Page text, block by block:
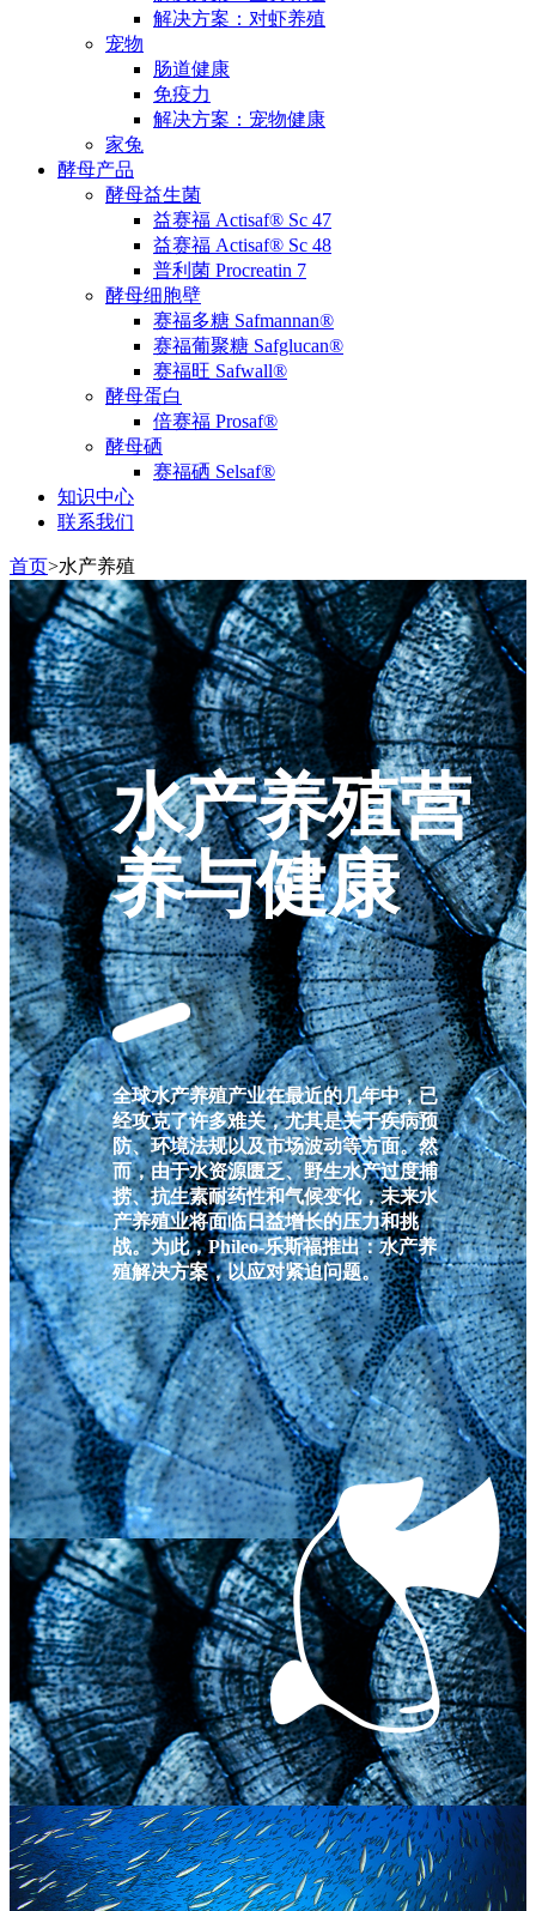
解决方案：对虾养殖
宠物
肠道健康
免疫力
解决方案：宠物健康
家兔
酵母产品
酵母益生菌
益赛福 Actisaf® Sc 47
益赛福 Actisaf® Sc 48
普利菌 Procreatin 7
酵母细胞壁
赛福多糖 Safmannan®
赛福葡聚糖 Safglucan®
赛福旺 Safwall®
酵母蛋白
倍赛福 Prosaf®
酵母硒
赛福硒 Selsaf®
知识中心
联系我们
首页>水产养殖
水产养殖营
养与健康
全球水产养殖产业在最近的几年中，已
经攻克了许多难关，尤其是关于疾病预
防、环境法规以及市场波动等方面。然
而，由于水资源匮乏、野生水产过度捕
捞、抗生素耐药性和气候变化，未来水
产养殖业将面临日益增长的压力和挑
战。为此，Phileo-乐斯福推出：水产养
殖解决方案，以应对紧迫问题。